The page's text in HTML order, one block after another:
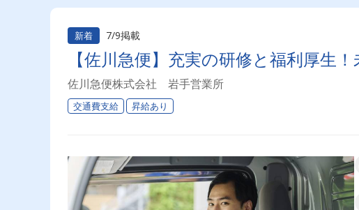
新着 7/9掲載
【佐川急便】充実の研修と福利厚生
佐川急便株式会社 岩手営業所
交通費支給 昇給あり